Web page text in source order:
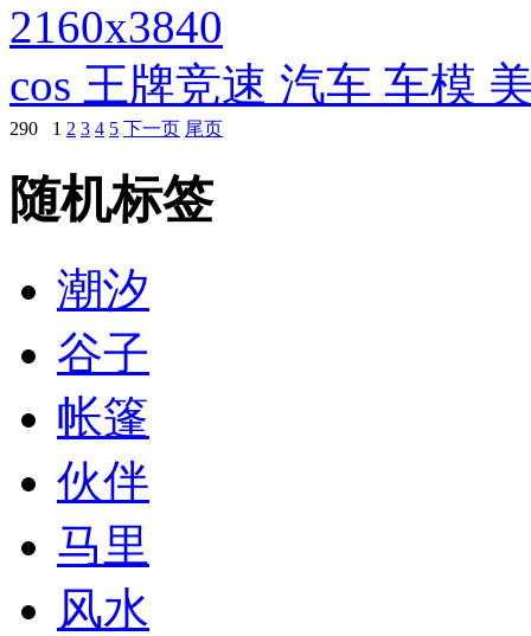
2160x3840
cos 王牌竞速 汽车 车模
290 1 2 3 4 5 下一页 尾页
随机标签
潮汐
谷子
帐篷
伙伴
马里
风水